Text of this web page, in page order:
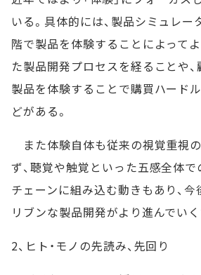
いる。具体的には、製品シミュレ
階で製品を体験することによって
た製品開発プロセスを経ることや
製品を体験することで購買ハード
どがある。
また体験自体も従来の視覚重視
ず、聴覚や触覚といった五感全体
チェーンに組み込む動きもあり、
リブンな製品開発がより進んでいく
2、ヒト・モノの先読み、先回り